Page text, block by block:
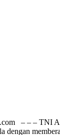
– – – TNI
dengan